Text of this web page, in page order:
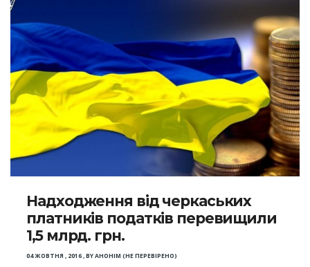
Надходження від черкаських
платників податків перевищили
1,5 млрд. грн.
04 ЖОВТНЯ , 2016,BYАНОНІМ (НЕ ПЕРЕВІРЕНО)